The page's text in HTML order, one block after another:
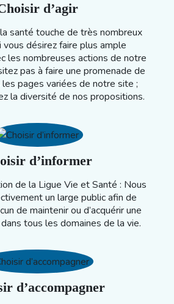
d’agir
santé touche de très nombreux
vous désirez faire plus ample
les nombreuses actions de notre
pas à faire une promenade de
pages variées de notre site ;
la diversité de nos propositions.
d’informer
de la Ligue Vie et Santé : Nous
un large public afin de
de maintenir ou d’acquérir une
tous les domaines de la vie.
d’accompagner